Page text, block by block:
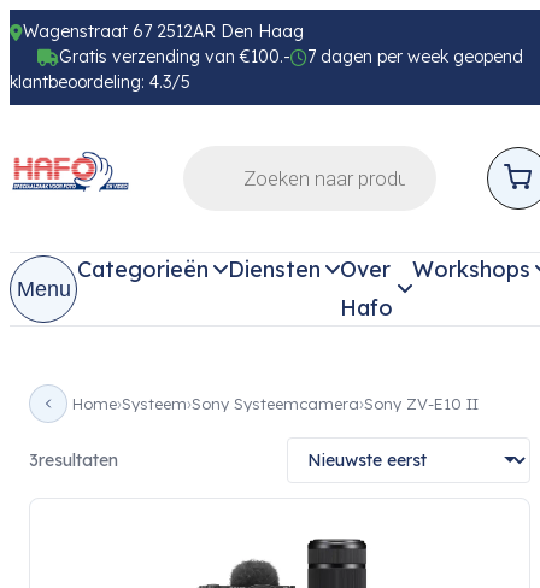
Wagenstraat 67 2512AR Den Haag
Gratis verzending van €100.-
7 dagen per week geopend
klantbeoordeling: 4.3/5
Menu
Categorieën Diensten
Over
Hafo
Workshops
Home Systeem Sony Systeemcamera Sony ZV-E10 II
3resultaten